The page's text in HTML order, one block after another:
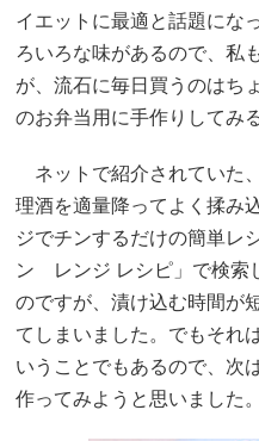
イエットに最適と話題にな
ろいろな味があるので、私
が、流石に毎日買うのはち
のお弁当用に手作りしてみ
ネットで紹介されていた
理酒を適量降ってよく揉み
ジでチンするだけの簡単レ
ン レンジ レシピ」で検索
のですが、漬け込む時間が
てしまいました。でもそれ
いうことでもあるので、次
作ってみようと思いました。